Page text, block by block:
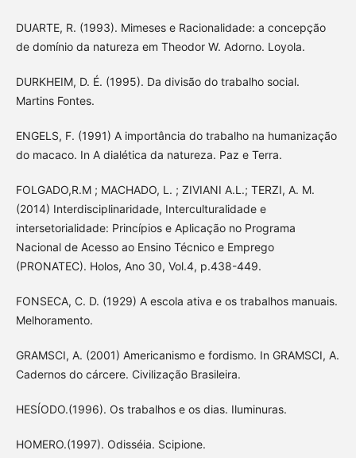
DUARTE, R. (1993). Mimeses e Racionalidade: a concepção
de domínio da natureza em Theodor W. Adorno. Loyola.
DURKHEIM, D. É. (1995). Da divisão do trabalho social.
Martins Fontes.
ENGELS, F. (1991) A importância do trabalho na humanização
do macaco. In A dialética da natureza. Paz e Terra.
FOLGADO,R.M ; MACHADO, L. ; ZIVIANI A.L.; TERZI, A. M.
(2014) Interdisciplinaridade, Interculturalidade e
intersetorialidade: Princípios e Aplicação no Programa
Nacional de Acesso ao Ensino Técnico e Emprego
(PRONATEC). Holos, Ano 30, Vol.4, p.438-449.
FONSECA, C. D. (1929) A escola ativa e os trabalhos manuais.
Melhoramento.
GRAMSCI, A. (2001) Americanismo e fordismo. In GRAMSCI, A.
Cadernos do cárcere. Civilização Brasileira.
HESÍODO.(1996). Os trabalhos e os dias. Iluminuras.
HOMERO.(1997). Odisséia. Scipione.